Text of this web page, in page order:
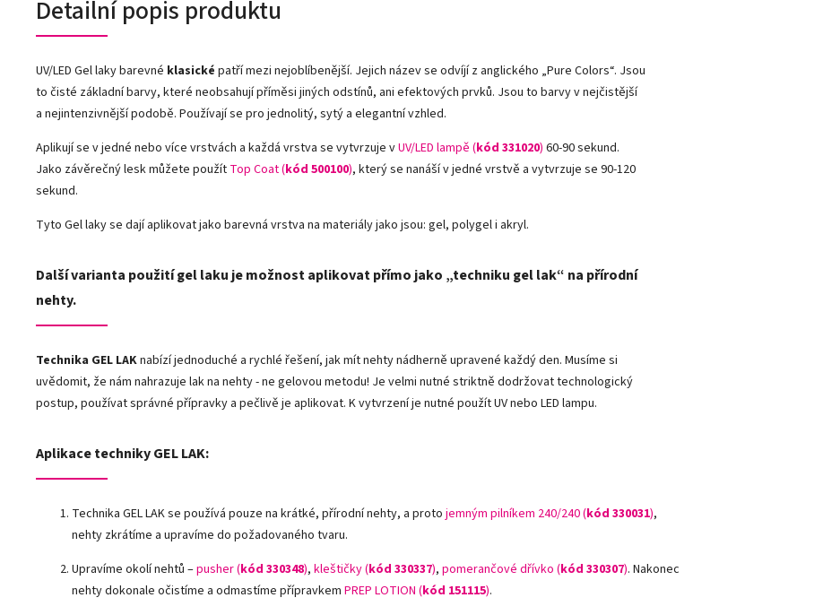
Detailní popis produktu
UV/LED Gel laky barevné klasické patří mezi nejoblíbenější. Jejich název se odvíjí z anglického „Pure Colors“. Jsou
to čisté základní barvy, které neobsahují příměsi jiných odstínů, ani efektových prvků. Jsou to barvy v nejčistější
a nejintenzivnější podobě. Používají se pro jednolitý, sytý a elegantní vzhled.
Aplikují se v jedné nebo více vrstvách a každá vrstva se vytvrzuje vUV/LED lampě (kód 331020) 60-90 sekund.
Jako závěrečný lesk můžete použít Top Coat (kód 500100), který se nanáší v jedné vrstvě a vytvrzuje se 90-120
sekund.
Tyto Gel laky se dají aplikovat jako barevná vrstva na materiály jako jsou: gel, polygel i akryl.
Další varianta použití gel laku je možnost aplikovat přímo jako „techniku gel lak“ na přírodní
nehty.
Technika GEL LAKnabízí jednoduché a rychlé řešení, jak mít nehty nádherně upravené každý den. Musíme si
uvědomit, že nám nahrazuje lak na nehty - ne gelovou metodu! Je velmi nutné striktně dodržovat technologický
postup, používat správné přípravky a pečlivě je aplikovat. K vytvrzení je nutné použít UV nebo LED lampu.
Aplikace techniky GEL LAK:
Technika GEL LAK se používá pouze na krátké, přírodní nehty, a proto jemným pilníkem 240/240 (kód 330031),
nehty zkrátíme a upravíme do požadovaného tvaru.
Upravíme okolí nehtů –pusher (kód 330348), kleštičky (kód 330337), pomerančové dřívko (kód 330307). Nakonec
nehty dokonale očistíme a odmastíme přípravkem PREP LOTION (kód 151115).